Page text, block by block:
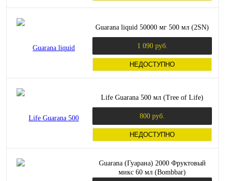
Guarana liquid 50000 мг 500 мл (2SN)
1 090 руб.
НЕДОСТУПНО
Life Guarana 500 мл (Tree of Life)
800 руб.
НЕДОСТУПНО
Guarana (Гуарана) 2000 Фруктовый
микс 60 мл (Bombbar)